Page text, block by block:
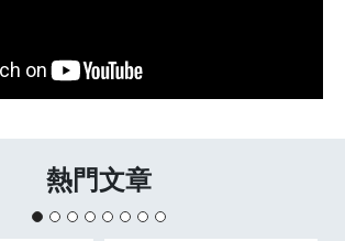
熱門文章